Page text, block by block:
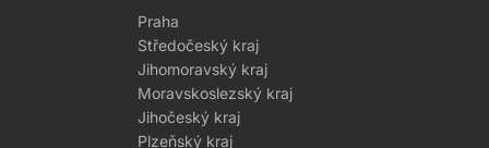
Praha
Středočeský kraj
Jihomoravský kraj
Moravskoslezský kraj
Jihočeský kraj
Plzeňský kraj